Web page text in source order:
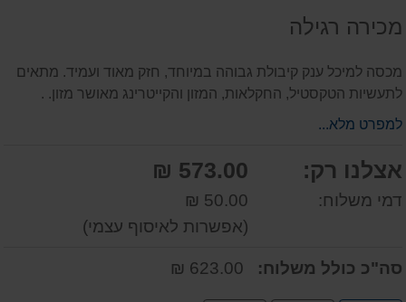
מכירה רגילה
מכסה למיכל ענק קיבולת גבוהה במיוחד, חזק מאוד ועמיד. מתאים
לתעשיות הטקסטיל, החקלאות, המזון והקייטרינג מאושר מזון. .
למפרט מלא...
אצלנו רק: 573.00 ₪
דמי משלוח:
50.00 ₪
(אפשרות לאיסוף עצמי)
סה"כ כולל משלוח: